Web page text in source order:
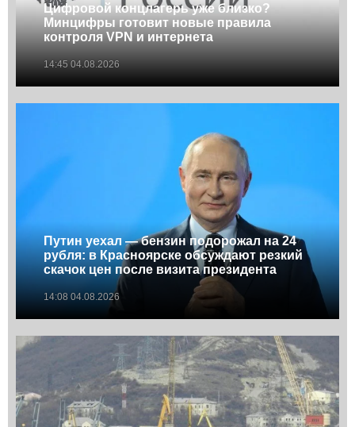
Цифровой концлагерь уже близко?
Минцифры готовит новые правила
контроля VPN и интернета
14:45 04.08.2026
Путин уехал — бензин подорожал на 24
рубля: в Красноярске обсуждают резкий
скачок цен после визита президента
14:08 04.08.2026